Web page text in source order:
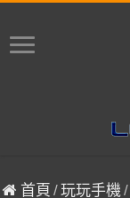
首頁 /玩玩手機/